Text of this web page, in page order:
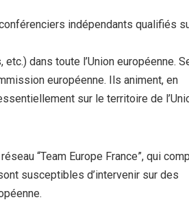
indépendants qualifiés
dans toute l’Union européenne.
européenne. Ils animent, en
sur le territoire de
“Team Europe France”, qui
susceptibles d’intervenir sur des